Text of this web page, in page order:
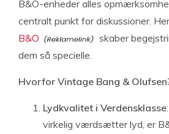
B&O-enheder alles
centralt punkt for diskussioner.
B&O
skaber
dem så specielle.
Hvorfor Vintage Bang &
Lydkvalitet i Verdensklasse
virkelig værdsætter lyd, er